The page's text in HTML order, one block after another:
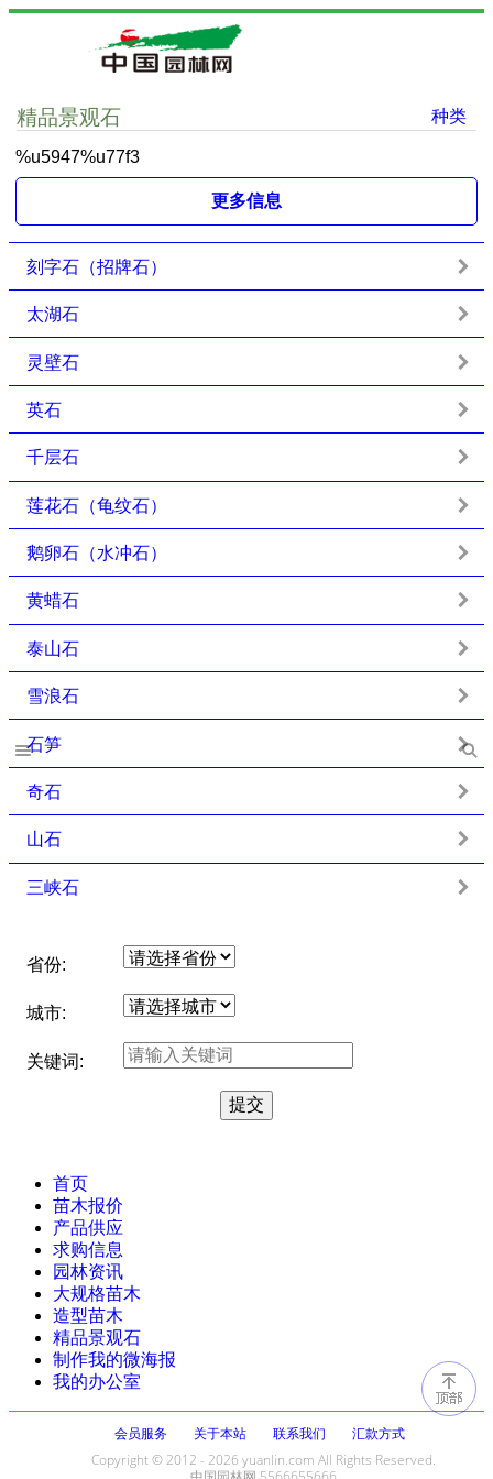
精品景观石 种类
%u5947%u77f3
更多信息
刻字石（招牌石）
太湖石
灵壁石
英石
千层石
莲花石（龟纹石）
鹅卵石（水冲石）
黄蜡石
泰山石
雪浪石
石笋
奇石
山石
三峡石
省份:
城市:
关键词:
首页
苗木报价
产品供应
求购信息
园林资讯
大规格苗木
造型苗木
精品景观石
制作我的微海报
我的办公室
会员服务 关于本站 联系我们
汇款方式
Copyright © 2012 - 2026 yuanlin.com All Rights Reserved.